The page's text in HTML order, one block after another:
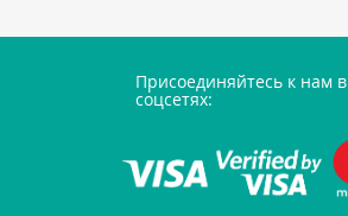
Присоединяйтесь к нам в
соцсетях: